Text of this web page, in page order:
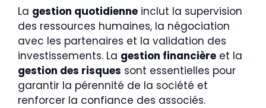
La gestion quotidienne inclut la supervision
des ressources humaines, la négociation
avec les partenaires et la validation des
investissements. La gestion financière et la
gestion des risques sont essentielles pour
garantir la pérennité de la société et
renforcer la confiance des associés.